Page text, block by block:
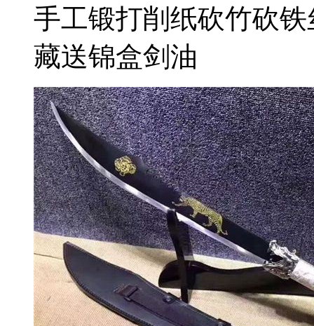
手工锻打削纸砍竹砍
藏送锦盒剑油